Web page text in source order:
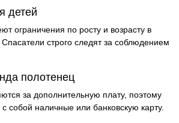
детей
ограничения по росту и возрасту в
строго следят за соблюдением
полотенец
за дополнительную плату, поэтому
с собой наличные или банковскую карту.